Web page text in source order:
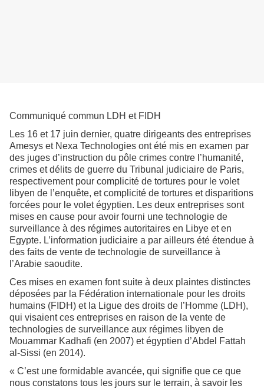
Communiqué commun LDH et FIDH
Les 16 et 17 juin dernier, quatre dirigeants des entreprises
Amesys et Nexa Technologies ont été mis en examen par
des juges d’instruction du pôle crimes contre l’humanité,
crimes et délits de guerre du Tribunal judiciaire de Paris,
respectivement pour complicité de tortures pour le volet
libyen de l’enquête, et complicité de tortures et disparitions
forcées pour le volet égyptien. Les deux entreprises sont
mises en cause pour avoir fourni une technologie de
surveillance à des régimes autoritaires en Libye et en
Egypte. L’information judiciaire a par ailleurs été étendue à
des faits de vente de technologie de surveillance à
l’Arabie saoudite.
Ces mises en examen font suite à deux plaintes distinctes
déposées par la Fédération internationale pour les droits
humains (FIDH) et la Ligue des droits de l’Homme (LDH),
qui visaient ces entreprises en raison de la vente de
technologies de surveillance aux régimes libyen de
Mouammar Kadhafi (en 2007) et égyptien d’Abdel Fattah
al-Sissi (en 2014).
« C’est une formidable avancée, qui signifie que ce que
nous constatons tous les jours sur le terrain, à savoir les